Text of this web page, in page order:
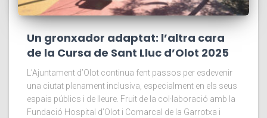
Un gronxador adaptat: l’altra cara
de la Cursa de Sant Lluc d’Olot 2025
L’Ajuntament d’Olot continua fent passos per esdevenir
una ciutat plenament inclusiva, especialment en els seus
espais públics i de lleure. Fruit de la col·laboració amb la
Fundació Hospital d’Olot i Comarcal de la Garrotxa i